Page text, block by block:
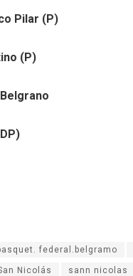
Pilar (P)
(P)
federal.belgramo
Nicolás sann nicolas